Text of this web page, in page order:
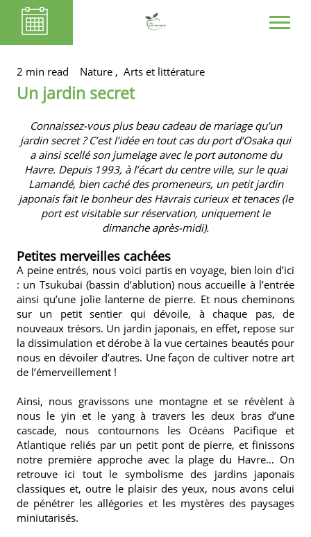
2 min read Nature , Arts et littérature
Un jardin secret
Connaissez-vous plus beau cadeau de mariage qu’un
jardin secret ? C’est l’idée en tout cas du port d’Osaka qui
a ainsi scellé son jumelage avec le port autonome du
Havre. Depuis 1993, à l’écart du centre ville, sur le quai
Lamandé, bien caché des promeneurs, un petit jardin
japonais fait le bonheur des Havrais curieux et tenaces (le
port est visitable sur réservation, uniquement le
dimanche après-midi).
Petites merveilles cachées
A peine entrés, nous voici partis en voyage, bien loin d’ici
: un Tsukubai (bassin d’ablution) nous accueille à l’entrée
ainsi qu’une jolie lanterne de pierre. Et nous cheminons
sur un petit sentier qui dévoile, à chaque pas, de
nouveaux trésors. Un jardin japonais, en effet, repose sur
la dissimulation et dérobe à la vue certaines beautés pour
nous en dévoiler d’autres. Une façon de cultiver notre art
de l’émerveillement !
Ainsi, nous gravissons une montagne et se révèlent à
nous le yin et le yang à travers les deux bras d’une
cascade, nous contournons les Océans Pacifique et
Atlantique reliés par un petit pont de pierre, et finissons
notre première approche avec la plage du Havre… On
retrouve ici tout le symbolisme des jardins japonais
classiques et, outre le plaisir des yeux, nous avons celui
de pénétrer les allégories et les mystères des paysages
miniutarisés.